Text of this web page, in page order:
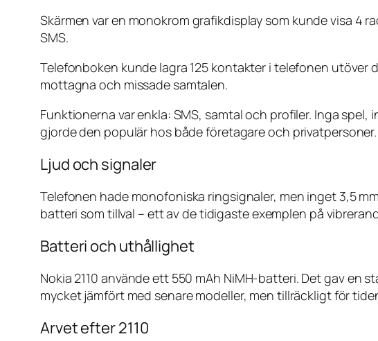
Skärmen var en monokrom grafikdisplay som kunde visa 4
SMS.
Telefonboken kunde lagra 125 kontakter i telefonen utöver
mottagna och missade samtalen.
Funktionerna var enkla: SMS, samtal och profiler. Inga
gjorde den populär hos både företagare och privatpersoner.
Ljud och signaler
Telefonen hade monofoniska ringsignaler, men inget 3,5
batteri som tillval – ett av de tidigaste exemplen på
Batteri och uthållighet
Nokia 2110 använde ett 550 mAh NiMH-batteri. Det gav
mycket jämfört med senare modeller, men tillräckligt för
Arvet efter 2110